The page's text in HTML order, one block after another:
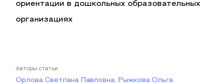
ориентации в дошкольных образовательных
организациях
Авторы статьи
Орлова Светлана Павловна, Рыжкова Ольга